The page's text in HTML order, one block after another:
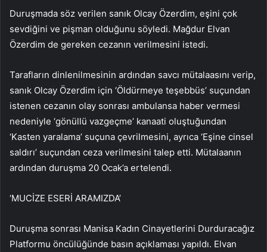
Duruşmada söz verilen sanık Olcay Özerdim, eşini çok
sevdiğini ve pişman olduğunu söyledi. Mağdur Elvan
Özerdim de gereken cezanın verilmesini istedi.
Tarafların dinlenilmesinin ardından savcı mütalaasını verip,
sanık Olcay Özerdim için ‘Öldürmeye teşebbüs’ suçundan
istenen cezanın olay sonrası ambulansa haber vermesi
nedeniyle ‘gönüllü vazgeçme’ kanaati oluştuğundan
‘Kasten yaralama’ suçuna çevrilmesini, ayrıca ‘Eşine cinsel
saldırı’ suçundan ceza verilmesini talep etti. Mütalaanın
ardından duruşma 20 Ocak’a ertelendi.
‘MUCİZE ESERİ ARAMIZDA’
Duruşma sonrası Manisa Kadın Cinayetlerini Durduracağız
Platformu öncülüğünde basın açıklaması yapıldı. Elvan